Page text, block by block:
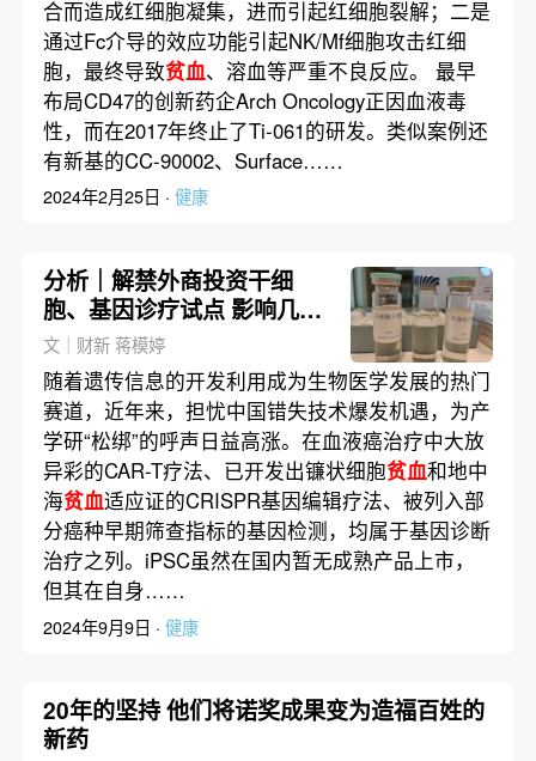
合而造成红细胞凝集，进而引起红细胞裂解；二是
通过Fc介导的效应功能引起NK/Mf细胞攻击红细
胞，最终导致贫血、溶血等严重不良反应。 最早
布局CD47的创新药企Arch Oncology正因血液毒
性，而在2017年终止了Ti-061的研发。类似案例还
有新基的CC-90002、Surface……
2024年2月25日 · 健康
分析｜解禁外商投资干细
胞、基因诊疗试点 影响几
何？
文｜财新 蒋模婷
随着遗传信息的开发利用成为生物医学发展的热门
赛道，近年来，担忧中国错失技术爆发机遇，为产
学研“松绑”的呼声日益高涨。在血液癌治疗中大放
异彩的CAR-T疗法、已开发出镰状细胞贫血和地中
海贫血适应证的CRISPR基因编辑疗法、被列入部
分癌种早期筛查指标的基因检测，均属于基因诊断
治疗之列。iPSC虽然在国内暂无成熟产品上市，
但其在自身……
2024年9月9日 · 健康
20年的坚持 他们将诺奖成果变为造福百姓的
新药